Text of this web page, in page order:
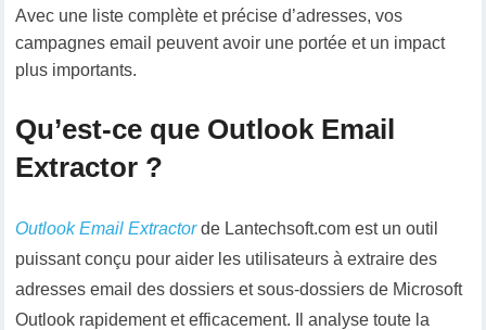
Avec une liste complète et précise d’adresses, vos
campagnes email peuvent avoir une portée et un impact
plus importants.
Qu’est-ce que Outlook Email
Extractor ?
Outlook Email Extractorde Lantechsoft.com est un outil
puissant conçu pour aider les utilisateurs à extraire des
adresses email des dossiers et sous-dossiers de Microsoft
Outlook rapidement et efficacement. Il analyse toute la